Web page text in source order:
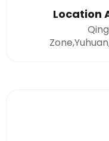
Location